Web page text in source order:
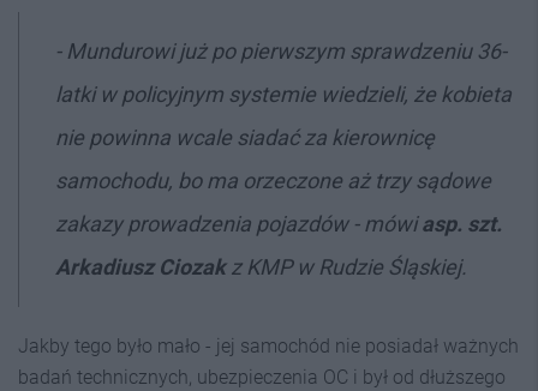
- Mundurowi już po pierwszym sprawdzeniu 36-
latki w policyjnym systemie wiedzieli, że kobieta
nie powinna wcale siadać za kierownicę
samochodu, bo ma orzeczone aż trzy sądowe
zakazy prowadzenia pojazdów - mówiasp. szt.
Arkadiusz Ciozakz KMP w Rudzie Śląskiej.
Jakby tego było mało - jej samochód nie posiadał ważnych
badań technicznych, ubezpieczenia OC i był od dłuższego